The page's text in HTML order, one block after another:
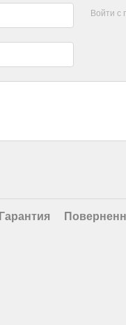
Войти с
Гарантия